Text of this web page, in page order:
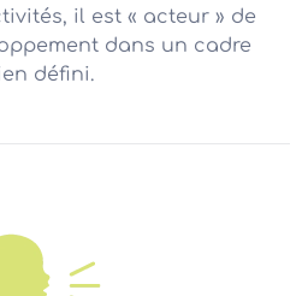
il est « acteur » de
dans un cadre
défini.